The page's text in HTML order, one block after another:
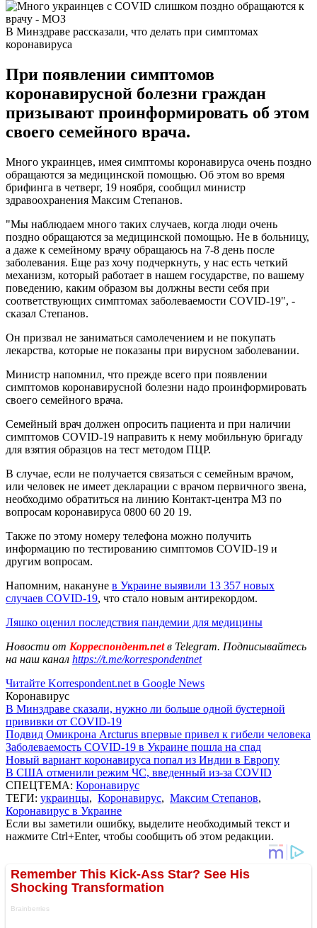
В Минздраве рассказали, что делать при симптомах
коронавируса
При появлении симптомов
коронавирусной болезни граждан
призывают проинформировать об этом
своего семейного врача.
Много украинцев, имея симптомы коронавируса очень поздно
обращаются за медицинской помощью. Об этом во время
брифинга в четверг, 19 ноября, сообщил министр
здравоохранения Максим Степанов.
"Мы наблюдаем много таких случаев, когда люди очень
поздно обращаются за медицинской помощью. Не в больницу,
а даже к семейному врачу обращаюсь на 7-8 день после
заболевания. Еще раз хочу подчеркнуть, у нас есть четкий
механизм, который работает в нашем государстве, по вашему
поведению, каким образом вы должны вести себя при
соответствующих симптомах заболеваемости COVID-19", -
сказал Степанов.
Он призвал не заниматься самолечением и не покупать
лекарства, которые не показаны при вирусном заболевании.
Министр напомнил, что прежде всего при появлении
симптомов коронавирусной болезни надо проинформировать
своего семейного врача.
Семейный врач должен опросить пациента и при наличии
симптомов COVID-19 направить к нему мобильную бригаду
для взятия образцов на тест методом ПЦР.
В случае, если не получается связаться с семейным врачом,
или человек не имеет декларации с врачом первичного звена,
необходимо обратиться на линию Контакт-центра МЗ по
вопросам коронавируса 0800 60 20 19.
Также по этому номеру телефона можно получить
информацию по тестированию симптомов COVID-19 и
другим вопросам.
Напомним, накануне в Украине выявили 13 357 новых
случаев COVID-19, что стало новым антирекордом.
Ляшко оценил последствия пандемии для медицины
Новости от Корреспондент.netв Telegram. Подписывайтесь
на наш канал https://t.me/korrespondentnet
Читайте Korrespondent.net в Google News
Коронавирус
В Минздраве сказали, нужно ли больше одной бустерной
прививки от COVID-19
Подвид Омикрона Arcturus впервые привел к гибели человека
Заболеваемость COVID-19 в Украине пошла на спад
Новый вариант коронавируса попал из Индии в Европу
В США отменили режим ЧС, введенный из-за COVID
СПЕЦТЕМА: Коронавирус
ТЕГИ: украинцы, Коронавирус, Максим Степанов,
Коронавирус в Украине
Если вы заметили ошибку, выделите необходимый текст и
нажмите Ctrl+Enter, чтобы сообщить об этом редакции.